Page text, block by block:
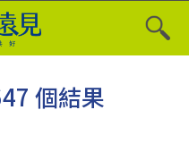
個結果